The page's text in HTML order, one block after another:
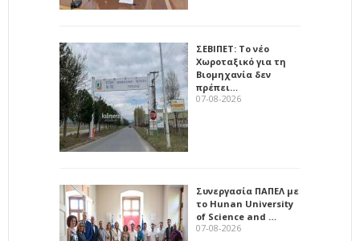
ΣΕΒΙΠΕΤ: Το νέο
Χωροταξικό για τη
Βιομηχανία δεν
πρέπει…
07-08-2026
Συνεργασία ΠΑΠΕΛ με
το Hunan University
of Science and …
07-08-2026